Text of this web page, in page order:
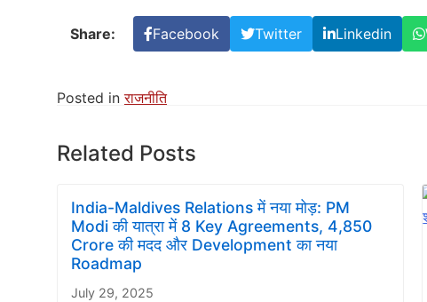
Share: Facebook Twitter Linkedin
Posted inराजनीति
Related Posts
India-Maldives Relations में नया मोड़: PM
Modi की यात्रा में 8 Key Agreements, 4,850
Crore की मदद और Development का नया
Roadmap
July 29, 2025